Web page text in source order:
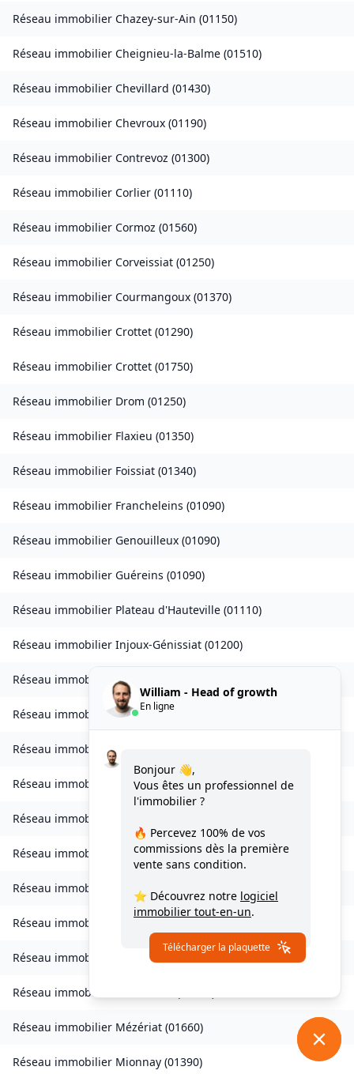
Réseau immobilier Chazey-sur-Ain (01150)
Réseau immobilier Cheignieu-la-Balme (01510)
Réseau immobilier Chevillard (01430)
Réseau immobilier Chevroux (01190)
Réseau immobilier Contrevoz (01300)
Réseau immobilier Corlier (01110)
Réseau immobilier Cormoz (01560)
Réseau immobilier Corveissiat (01250)
Réseau immobilier Courmangoux (01370)
Réseau immobilier Crottet (01290)
Réseau immobilier Crottet (01750)
Réseau immobilier Drom (01250)
Réseau immobilier Flaxieu (01350)
Réseau immobilier Foissiat (01340)
Réseau immobilier Francheleins (01090)
Réseau immobilier Genouilleux (01090)
Réseau immobilier Guéreins (01090)
Réseau immobilier Plateau d'Hauteville (01110)
Réseau immobilier Injoux-Génissiat (01200)
Réseau immobilierIzieu
Réseau immobilier Journans(01250
Réseau immobilierLe Poizat-Lalleyriat
Réseau immobilier Lantenay(01430
Réseau immobilier
Réseau immobilier Marsonnas(01340)
Réseau immobilier Martignat
Réseau immobilier
Réseau immobilier Massignieu-de-Rives ( 01300
Réseau immobilier
Réseau immobilier Mézériat (01660)
Réseau immobilier Mionnay (01390)
William - Head of growth
En ligne
Bonjour 👋,
Vous êtes un professionnel de
l'immobilier ?
🔥 Percevez 100% de vos
commissions dès la première
vente sans condition.
⭐ Découvrez notre logiciel
immobilier tout-en-un.
Télécharger la plaquette